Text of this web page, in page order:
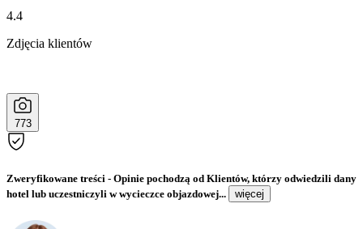
4.4
Zdjęcia klientów
773
Zweryfikowane treści - Opinie pochodzą od Klientów, którzy odwiedzili dany
hotel lub uczestniczyli w wycieczce objazdowej...
więcej